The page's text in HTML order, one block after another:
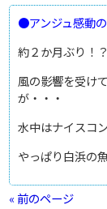
●アンジュ感動
約２か月ぶり！
風の影響を受け
が・・・
水中はナイスコ
やっぱり白浜の
« 前のページ